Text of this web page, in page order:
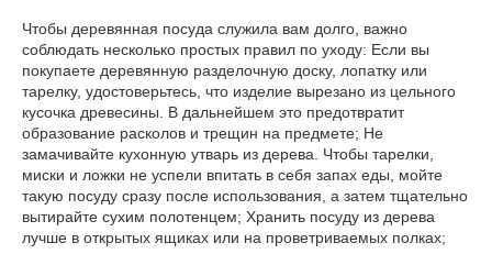
Чтобы деревянная посуда служила вам долго, важно
соблюдать несколько простых правил по уходу: Если вы
покупаете деревянную разделочную доску, лопатку или
тарелку, удостоверьтесь, что изделие вырезано из цельного
кусочка древесины. В дальнейшем это предотвратит
образование расколов и трещин на предмете; Не
замачивайте кухонную утварь из дерева. Чтобы тарелки,
миски и ложки не успели впитать в себя запах еды, мойте
такую посуду сразу после использования, а затем тщательно
вытирайте сухим полотенцем; Хранить посуду из дерева
лучше в открытых ящиках или на проветриваемых полках;